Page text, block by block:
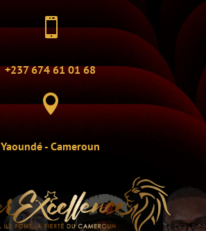

+237 674 61 01 68

Yaoundé - Cameroun